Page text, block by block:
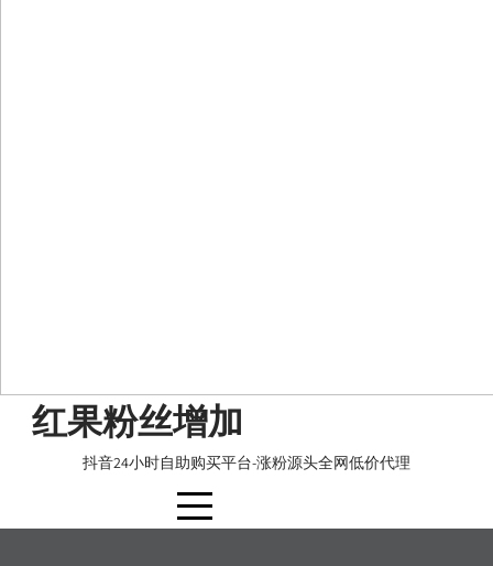
红果粉丝增加
抖音24小时自助购买平台-涨粉源头全网低价代理